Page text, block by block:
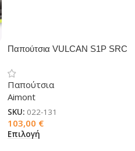
Παπούτσια VULCAN S1P SRC
Παπούτσια
Aimont
SKU: 022-131
103,00 €
Επιλογή